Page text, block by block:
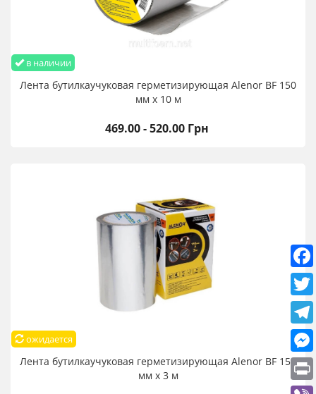
в наличии
Лента бутилкаучуковая герметизирующая Alenor BF 150
мм х 10 м
469.00 - 520.00 Грн
ожидается
Лента бутилкаучуковая герметизирующая Alenor BF 150
мм х 3 м